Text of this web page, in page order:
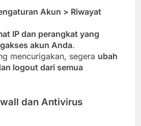
Akun > Riwayat
IP dan perangkat yang
akun Anda.
mencurigakan, segera ubah
logout dari semua
dan Antivirus